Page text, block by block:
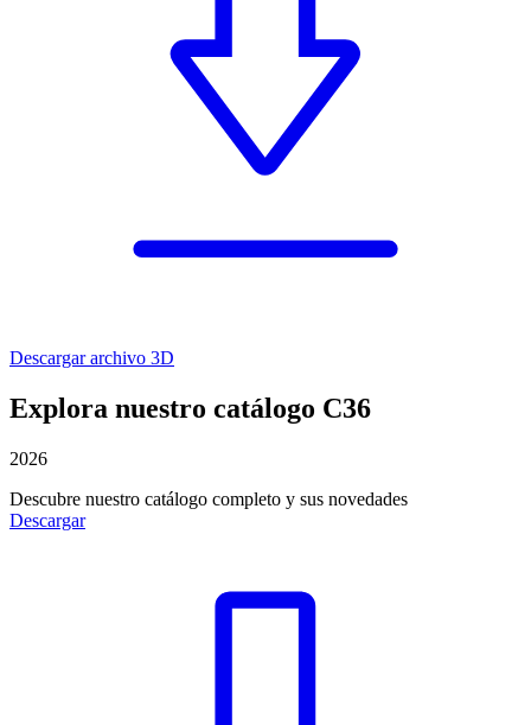
Descargar archivo 3D
Explora nuestro catálogo C36
2026
Descubre nuestro catálogo completo y sus novedades
Descargar